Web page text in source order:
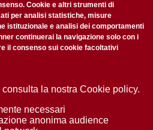
Area stampa
Cookie e altri strumenti di
per analisi statistiche, misure
istituzionale e analisi dei comportamenti
continuerai la navigazione solo con i
il consenso sui cookie facoltativi
la nostra Cookie policy.
necessari
anonima audience